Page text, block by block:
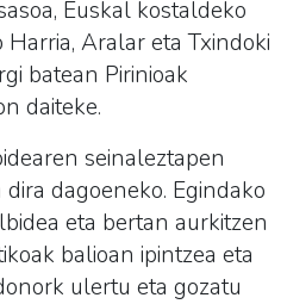
Euskal kostaldeko
Aralar eta Txindoki
batean Pirinioak
daiteke.
seinaleztapen
dagoeneko. Egindako
eta bertan aurkitzen
balioan ipintzea eta
ulertu eta gozatu